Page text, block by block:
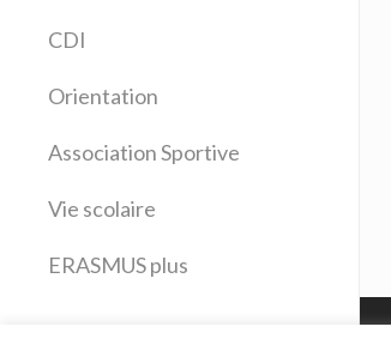
Espagnol
Français
Latin
Sciences physiques
Technologie
CDI
Orientation
Association Sportive
Vie scolaire
ERASMUS plus